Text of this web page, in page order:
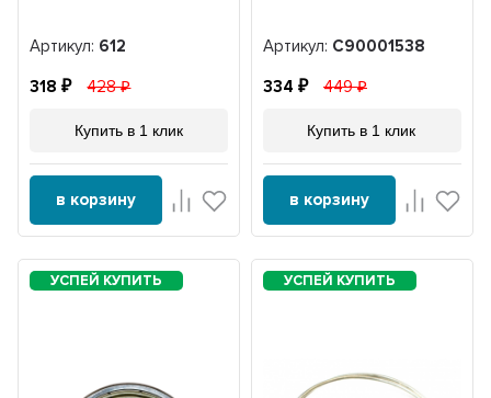
Артикул: 612
318 428
Купить в 1 клик
в корзину
Артикул: C90001538
334 449
Купить в 1 клик
в корзину